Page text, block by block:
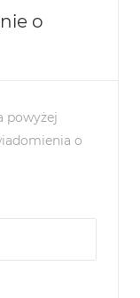
o
powyżej
o